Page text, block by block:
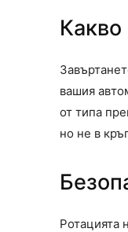
Какво
вашия
от типа
но не в
Ротацията